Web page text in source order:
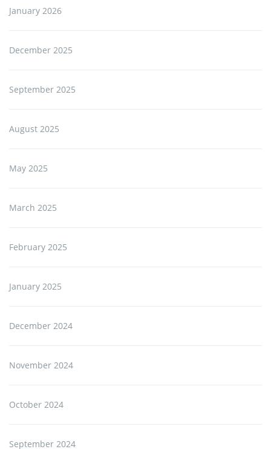
January 2026
December 2025
September 2025
August 2025
May 2025
March 2025
February 2025
January 2025
December 2024
November 2024
October 2024
September 2024